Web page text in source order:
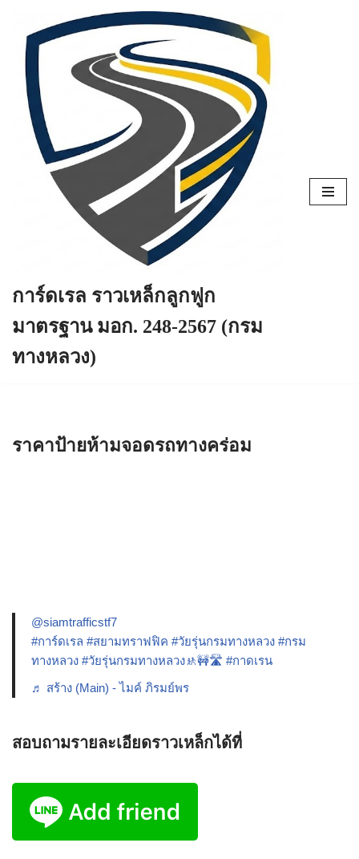
Skip
content
การ์ดเรล ราวเหล็กลูกฟูก
มาตรฐาน มอก. 248-2567 (กรม
ทางหลวง)
ราคาป้ายห้ามจอดรถทางคร่อม
@siamtrafficstf7
#การ์ดเรล #สยามทราฟฟิค #วัยรุ่นกรมทางหลวง #กรม
ทางหลวง #วัยรุ่นกรมทางหลวง🚸🚧🛣️ #กาดเรน
♬ สร้าง (Main) - ไมค์ ภิรมย์พร
สอบถามรายละเอียดราวเหล็กได้ที่